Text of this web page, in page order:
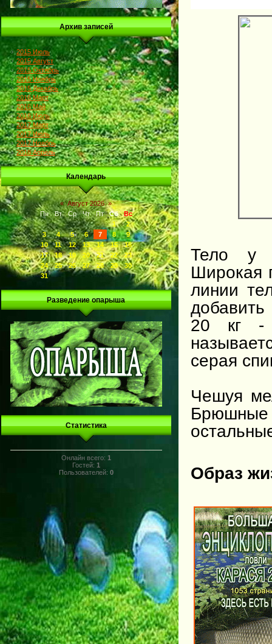
Архив записей
2015 Июль
2015 Август
2015 Октябрь
2015 Ноябрь
2015 Декабрь
2016 Март
2016 Май
2016 Июль
2017 Март
2017 Июль
2017 Ноябрь
2018 Апрель
Календарь
« Август 2026 »
Пн
Вт Ср Чт Пт Сб
Вс
1
2
3
4 5 6 7 8
9
10
11 12 13 14 15
16
17
18 19 20 21 22
23
24
25 26 27 28 29
30
31
Разведение опарыша
Статистика
Онлайн всего: 1
Гостей: 1
Пользователей: 0
Тело у
Широкая
линии
20 кг -
серая
Чешуя
Образ